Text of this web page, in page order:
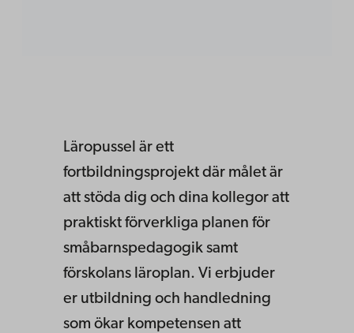
Läropussel är ett
fortbildningsprojekt där målet är
att stöda dig och dina kollegor att
praktiskt förverkliga planen för
småbarnspedagogik samt
förskolans läroplan. Vi erbjuder
er utbildning och handledning
som ökar kompetensen att